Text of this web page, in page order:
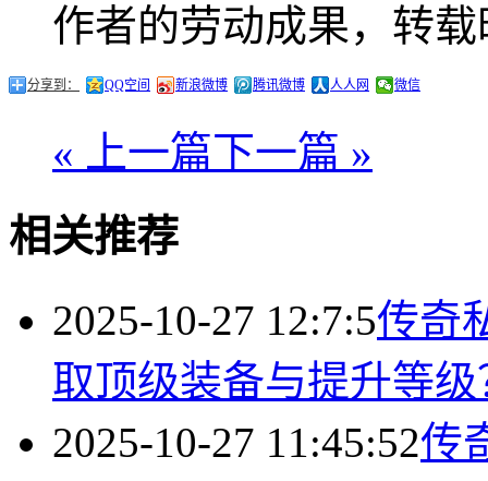
作者的劳动成果，转
分享到： QQ空间 新浪微博 腾讯微博 人人网 微信
« 上一篇下一篇 »
相关推荐
2025-10-27 12:7:5传奇
取顶级装备与提升等级
2025-10-27 11:45:52传